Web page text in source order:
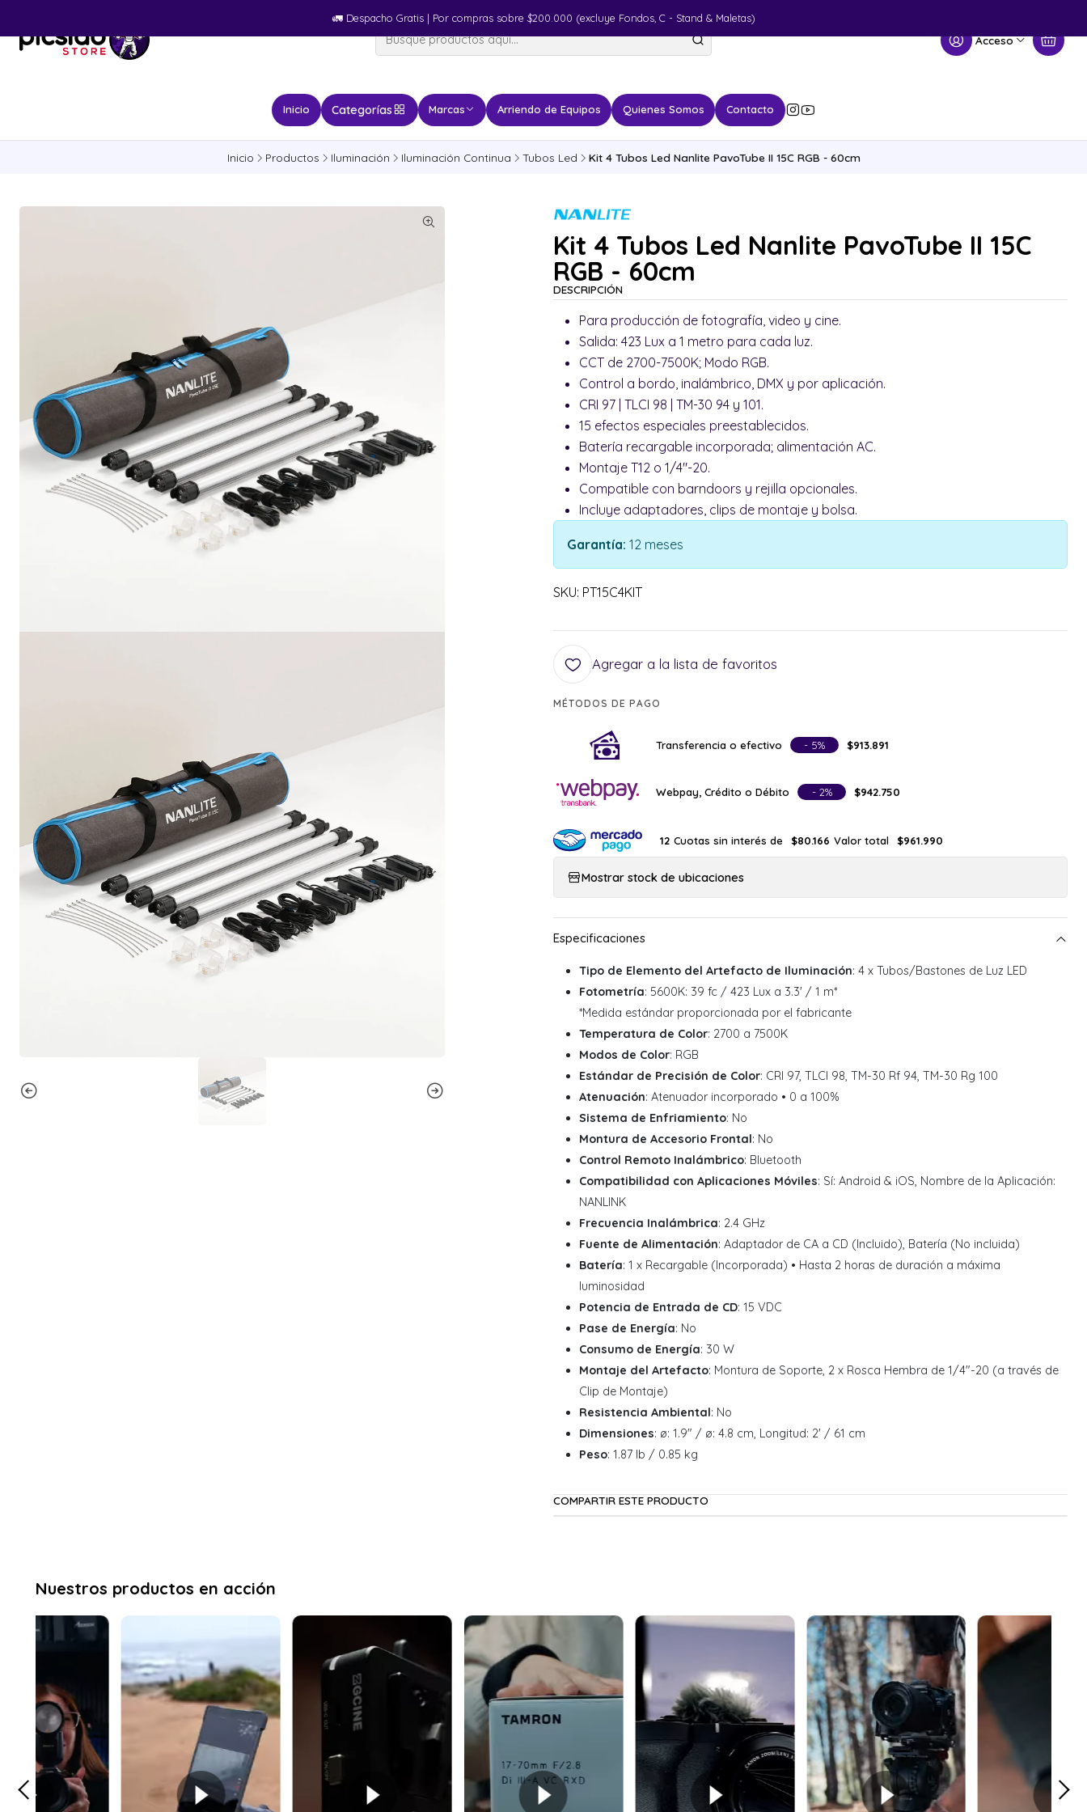
Acceso
Inicio Categorías Marcas Arriendo de Equipos Quienes Somos Contacto
🚛​ Despacho Gratis | Por compras sobre $200.000 (excluye Fondos, C - Stand & Maletas)
Inicio Productos Iluminación Iluminación Continua Tubos Led Kit 4 Tubos Led Nanlite PavoTube II 15C RGB - 60cm
Kit 4 Tubos Led Nanlite PavoTube II 15C
RGB - 60cm
DESCRIPCIÓN
Para producción de fotografía, video y cine.
Salida: 423 Lux a 1 metro para cada luz.
CCT de 2700-7500K; Modo RGB.
Control a bordo, inalámbrico, DMX y por aplicación.
CRI 97 | TLCI 98 | TM-30 94 y 101.
15 efectos especiales preestablecidos.
Batería recargable incorporada; alimentación AC.
Montaje T12 o 1/4"-20.
Compatible con barndoors y rejilla opcionales.
Incluye adaptadores, clips de montaje y bolsa.
Garantía: 12 meses
SKU: PT15C4KIT
Agregar a la lista de favoritos
MÉTODOS DE PAGO
Transferencia o efectivo - 5% $913.891
Webpay, Crédito o Débito - 2% $942.750
12 Cuotas sin interés de $80.166 Valor total $961.990
Mostrar stock de ubicaciones
Tipo de Elemento del Artefacto de Iluminación: 4 x Tubos/Bastones de Luz LED
Fotometría: 5600K: 39 fc / 423 Lux a 3.3' / 1 m*
*Medida estándar proporcionada por el fabricante
Temperatura de Color: 2700 a 7500K
Modos de Color: RGB
Estándar de Precisión de Color: CRI 97, TLCI 98, TM-30 Rf 94, TM-30 Rg 100
Atenuación: Atenuador incorporado • 0 a 100%
Sistema de Enfriamiento: No
Montura de Accesorio Frontal: No
Control Remoto Inalámbrico: Bluetooth
Compatibilidad con Aplicaciones Móviles: Sí: Android & iOS, Nombre de la Aplicación:
NANLINK
Frecuencia Inalámbrica: 2.4 GHz
Fuente de Alimentación: Adaptador de CA a CD (Incluido), Batería (No incluida)
Batería: 1 x Recargable (Incorporada) • Hasta 2 horas de duración a máxima
luminosidad
Potencia de Entrada de CD: 15 VDC
Pase de Energía: No
Consumo de Energía: 30 W
Montaje del Artefacto: Montura de Soporte, 2 x Rosca Hembra de 1/4"-20 (a través de
Clip de Montaje)
Resistencia Ambiental: No
Dimensiones: ø: 1.9" / ø: 4.8 cm, Longitud: 2' / 61 cm
Peso: 1.87 lb / 0.85 kg
COMPARTIR ESTE PRODUCTO